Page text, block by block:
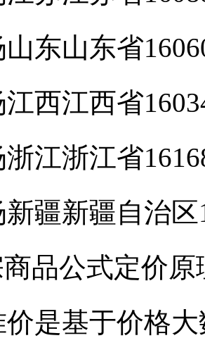
山东山东省
江西江西省
浙江浙江省
新疆新疆自治区
商品公式定价
是基于价格